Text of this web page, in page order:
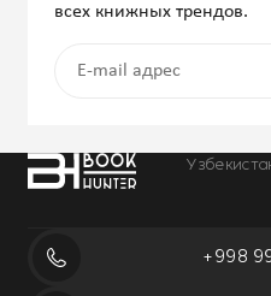
+998
всех книжных трендов.